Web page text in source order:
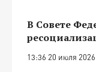
В Совете
13:36 20 июля 2026